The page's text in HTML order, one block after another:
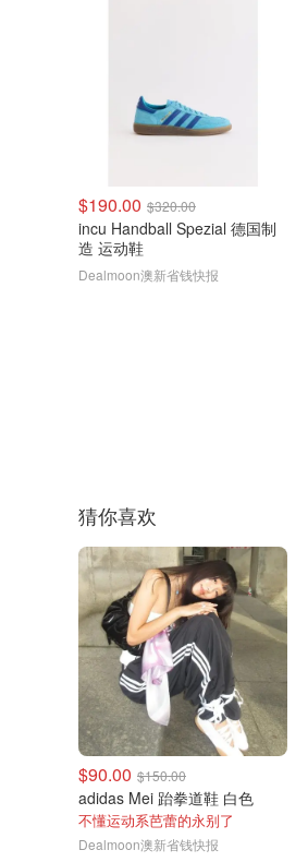
$190.00 $320.00
incu Handball Spezial 德国制
造 运动鞋
Dealmoon澳新省钱快报
猜你喜欢
$90.00 $150.00
adidas Mei 跆拳道鞋 白色
不懂运动系芭蕾的永别了
Dealmoon澳新省钱快报